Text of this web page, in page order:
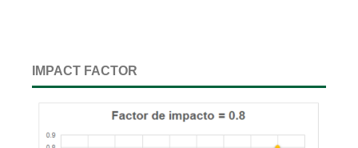
IMPACT FACTOR